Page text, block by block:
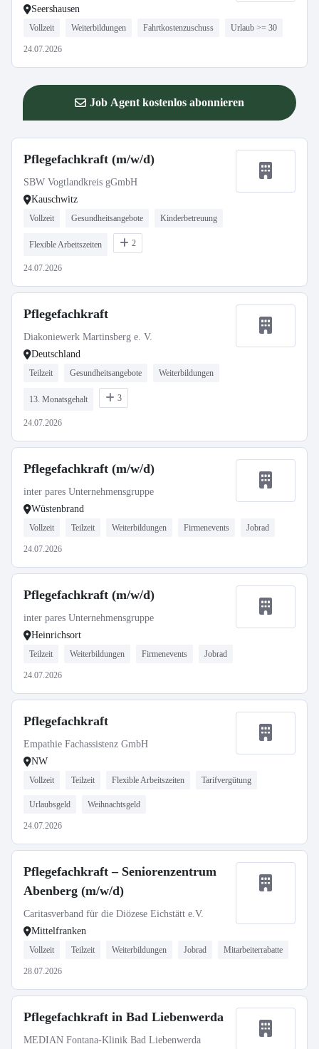
Seershausen
Vollzeit Weiterbildungen Fahrtkostenzuschuss Urlaub >= 30
24.07.2026
Job Agent kostenlos abonnieren
Pflegefachkraft (m/w/d)
SBW Vogtlandkreis gGmbH
Kauschwitz
Vollzeit Gesundheitsangebote Kinderbetreuung
Flexible Arbeitszeiten 2
24.07.2026
Pflegefachkraft
Diakoniewerk Martinsberg e. V.
Deutschland
Teilzeit Gesundheitsangebote Weiterbildungen
13. Monatsgehalt 3
24.07.2026
Pflegefachkraft (m/w/d)
inter pares Unternehmensgruppe
Wüstenbrand
Vollzeit Teilzeit Weiterbildungen Firmenevents Jobrad
24.07.2026
Pflegefachkraft (m/w/d)
inter pares Unternehmensgruppe
Heinrichsort
Teilzeit Weiterbildungen Firmenevents Jobrad
24.07.2026
Pflegefachkraft
Empathie Fachassistenz GmbH
NW
Vollzeit Teilzeit Flexible Arbeitszeiten Tarifvergütung
Urlaubsgeld Weihnachtsgeld
24.07.2026
Pflegefachkraft – Seniorenzentrum
Abenberg (m/w/d)
Caritasverband für die Diözese Eichstätt e.V.
Mittelfranken
Vollzeit Teilzeit Weiterbildungen Jobrad Mitarbeiterrabatte
28.07.2026
Pflegefachkraft in Bad Liebenwerda
MEDIAN Fontana-Klinik Bad Liebenwerda